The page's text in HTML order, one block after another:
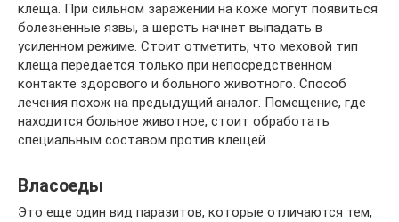
клеща. При сильном заражении на коже могут появиться
болезненные язвы, а шерсть начнет выпадать в
усиленном режиме. Стоит отметить, что меховой тип
клеща передается только при непосредственном
контакте здорового и больного животного. Способ
лечения похож на предыдущий аналог. Помещение, где
находится больное животное, стоит обработать
специальным составом против клещей.
Власоеды
Это еще один вид паразитов, которые отличаются тем,